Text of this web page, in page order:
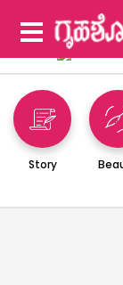
Story